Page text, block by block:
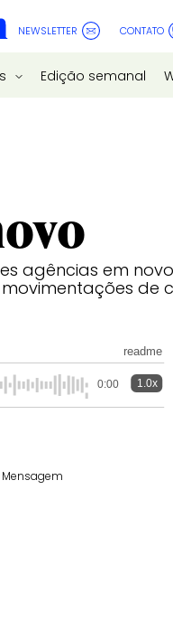
NEWSLETTER CONTATO
Edição semanal
agências em
de
readme
0:00 1.0x